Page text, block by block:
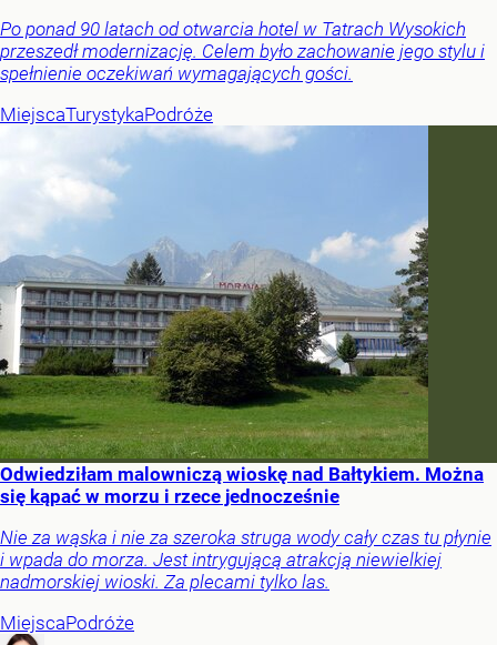
Po ponad 90 latach od otwarcia hotel w Tatrach Wysokich
przeszedł modernizację. Celem było zachowanie jego stylu i
spełnienie oczekiwań wymagających gości.
MiejscaTurystykaPodróże
Odwiedziłam malowniczą wioskę nad Bałtykiem. Można
się kąpać w morzu i rzece jednocześnie
Nie za wąska i nie za szeroka struga wody cały czas tu płynie
i wpada do morza. Jest intrygującą atrakcją niewielkiej
nadmorskiej wioski. Za plecami tylko las.
MiejscaPodróże